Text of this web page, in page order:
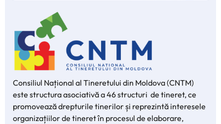
Consiliul Național al Tineretului din Moldova (CNTM)
este structura asociativă a 46 structuri de tineret, ce
promovează drepturile tinerilor și reprezintă interesele
organizațiilor de tineret în procesul de elaborare,